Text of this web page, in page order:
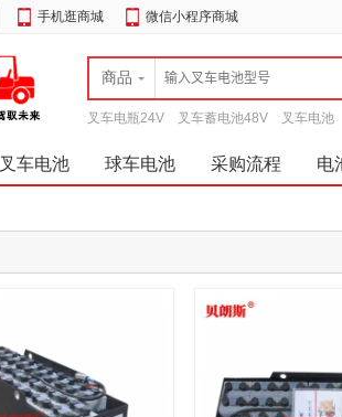
手机逛商城 微信小程序商城
商品
叉车电瓶24V 叉车蓄电池48V 叉车电池
叉车电池 球车电池 采购流程 电